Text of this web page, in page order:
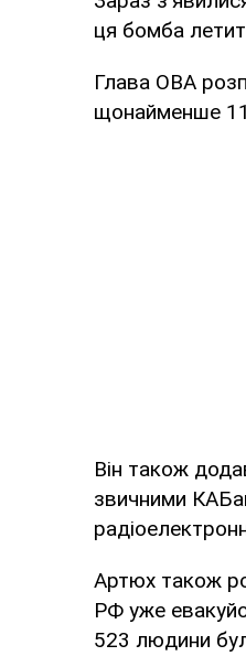
ця бомба
Глава ОВА
щонайменше
Він також
звичними
Артюх також
РФ уже
523 людини